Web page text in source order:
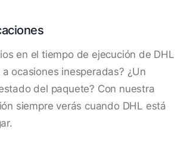
en el tiempo de ejecución de DHL
ocasiones inesperadas? ¿Un
del paquete? Con nuestra
siempre verás cuando DHL está